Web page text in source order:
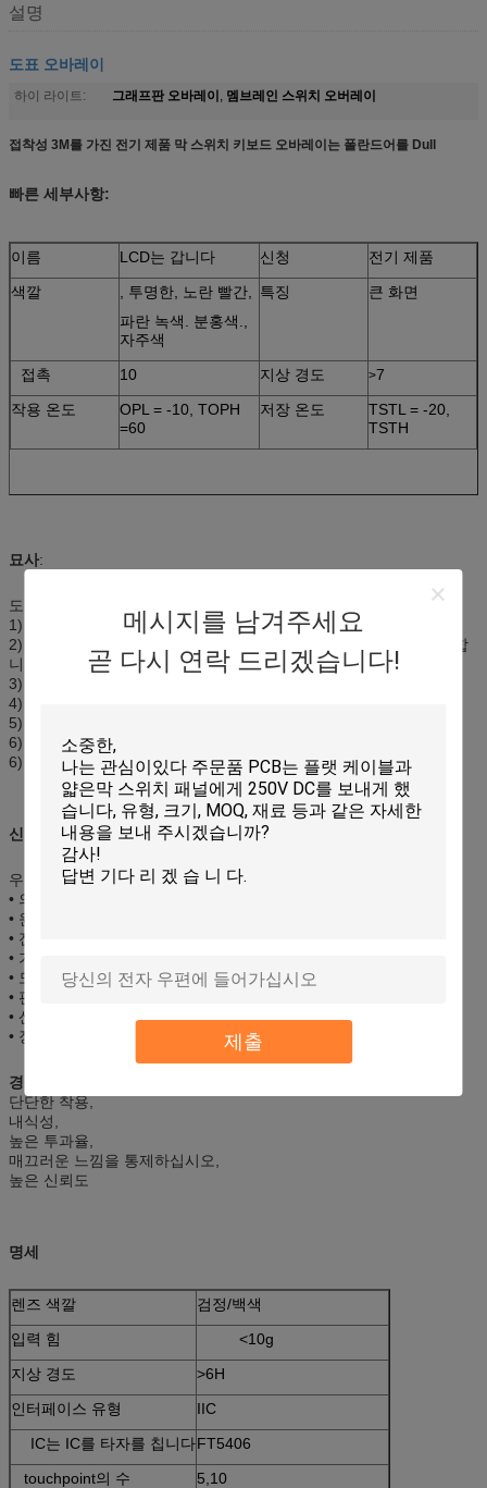
메시지를 남겨주세요
곧 다시 연락 드리겠습니다!
제출
설명
도표 오바레이
하이 라이트: 그래프판 오바레이, 멤브레인 스위치 오버레이
접착성 3M를 가진 전기 제품 막 스위치 키보드 오바레이는 폴란드어를 Dull
빠른 세부사항:
이름 LCD는 갑니다 신청
전기 제품
색깔
, 투명한, 노란 빨간,
파란 녹색. 분홍색.,
자주색
특징 큰 화면
접촉 10 지상 경도 >7
작용 온도
OPL = -10, TOPH
=60
저장 온도
TSTL = -20,
TSTH
묘사:
도표 오바레이 위원회
1) 주문품 OEM/ODM
2) 정확한 실크 스크린 인쇄 오바레이는 터치스크린 위원회를 추가합
니다
3) 부자 색깔
4) 높은 sensity & 고품질
5) 친절한 환경
6) 완벽한 외면
6) 원료: 애완 동물 필름 overlay+ 접촉 위원회
신청:
우리의 막 스위치는 널리 이용됩니다에서:
• 의료 기기
• 원거리 통신 기구
• 전화망
• 가정용 전기 제품
• 도난 방지 시스템
• 판매 시점 기구
• 산업 통제
• 장난감
경쟁 이점:
단단한 착용,
내식성,
높은 투과율,
매끄러운 느낌을 통제하십시오,
높은 신뢰도
명세
렌즈 색깔
검정/백색
입력 힘
<10g
지상 경도
>6H
인터페이스 유형
IIC
IC는 IC를 타자를 칩니다FT5406
touchpoint의 수
5,10